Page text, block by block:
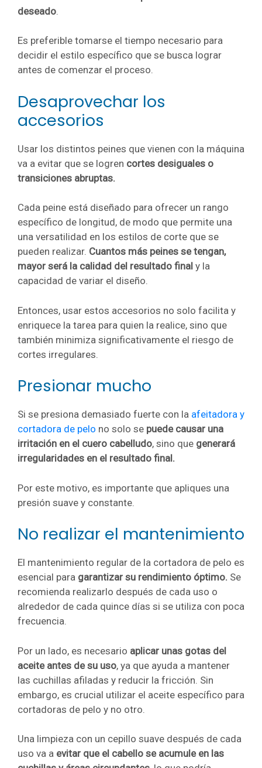
deseado.
Es preferible tomarse el tiempo necesario para
decidir el estilo específico que se busca lograr
antes de comenzar el proceso.
Desaprovechar los
accesorios
Usar los distintos peines que vienen con la máquina
va a evitar que se logren cortes desiguales o
transiciones abruptas.
Cada peine está diseñado para ofrecer un rango
específico de longitud, de modo que permite una
una versatilidad en los estilos de corte que se
pueden realizar. Cuantos más peines se tengan,
mayor será la calidad del resultado final y la
capacidad de variar el diseño.
Entonces, usar estos accesorios no solo facilita y
enriquece la tarea para quien la realice, sino que
también minimiza significativamente el riesgo de
cortes irregulares.
Presionar mucho
Si se presiona demasiado fuerte con la afeitadora y
cortadora de pelo no solo se puede causar una
irritación en el cuero cabelludo, sino que generará
irregularidades en el resultado final.
Por este motivo, es importante que apliques una
presión suave y constante.
No realizar el mantenimiento
El mantenimiento regular de la cortadora de pelo es
esencial para garantizar su rendimiento óptimo. Se
recomienda realizarlo después de cada uso o
alrededor de cada quince días si se utiliza con poca
frecuencia.
Por un lado, es necesario aplicar unas gotas del
aceite antes de su uso, ya que ayuda a mantener
las cuchillas afiladas y reducir la fricción. Sin
embargo, es crucial utilizar el aceite específico para
cortadoras de pelo y no otro.
Una limpieza con un cepillo suave después de cada
uso va a evitar que el cabello se acumule en las